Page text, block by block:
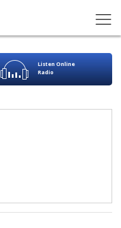
Listen Online
Radio